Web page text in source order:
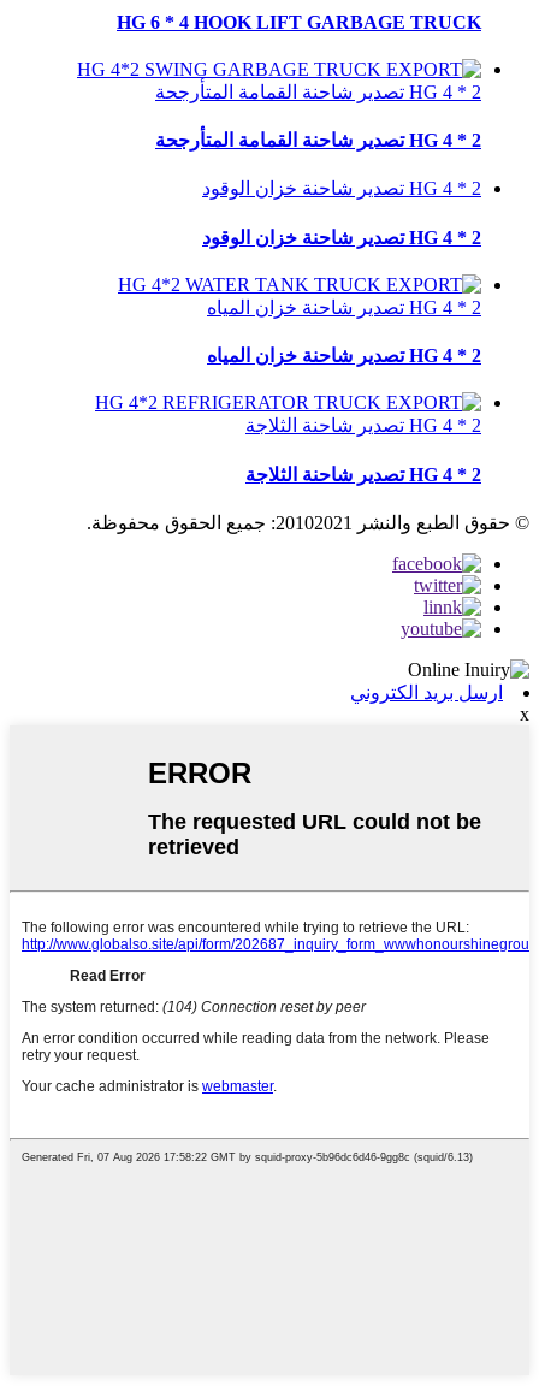
HG 6 * 4 HOOK LIFT GARBAGE TRUCK
HG 4 * 2 تصدير شاحنة القمامة المتأرجحة
HG 4 * 2 تصدير شاحنة القمامة المتأرجحة
HG 4 * 2 تصدير شاحنة خزان الوقود
HG 4 * 2 تصدير شاحنة خزان الوقود
HG 4 * 2 تصدير شاحنة خزان المياه
HG 4 * 2 تصدير شاحنة خزان المياه
HG 4 * 2 تصدير شاحنة الثلاجة
HG 4 * 2 تصدير شاحنة الثلاجة
© حقوق الطبع والنشر 20102021: جميع الحقوق محفوظة.
ارسل بريد الكتروني
x